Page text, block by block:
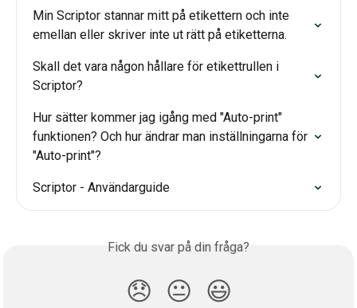
Min Scriptor stannar mitt på etikettern och inte
emellan eller skriver inte ut rätt på etiketterna.
Skall det vara någon hållare för etikettrullen i
Scriptor?
Hur sätter kommer jag igång med "Auto-print"
funktionen? Och hur ändrar man inställningarna för
"Auto-print"?
Scriptor - Användarguide
Fick du svar på din fråga?
😞 😐 😃